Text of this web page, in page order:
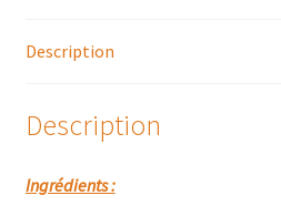
Description
Description
Ingrédients :